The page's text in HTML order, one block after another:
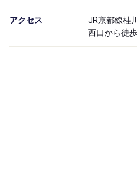
アクセス
JR京都線桂
西口から徒